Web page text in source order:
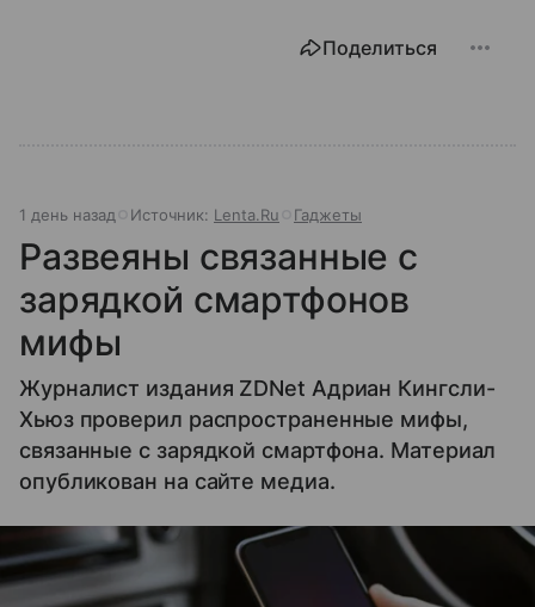
Поделиться
1 день назад Источник: Lenta.Ru Гаджеты
Развеяны связанные с
зарядкой смартфонов
мифы
Журналист издания ZDNet Адриан Кингсли-
Хьюз проверил распространенные мифы,
связанные с зарядкой смартфона. Материал
опубликован на сайте медиа.